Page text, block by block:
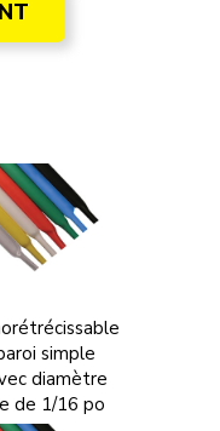
simple
diamètre
de 1/16 po